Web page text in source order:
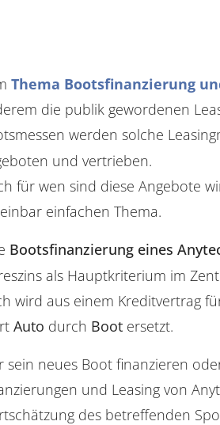
Thema Bootsfinanzierung
die publik gewordenen
werden solche
und vertrieben.
für wen sind diese Angebote
einfachen Thema.
Bootsfinanzierung eines
als Hauptkriterium im
wird aus einem Kreditvertrag
Auto durch Boot ersetzt.
sein neues Boot finanzieren
und Leasing von
des betreffenden